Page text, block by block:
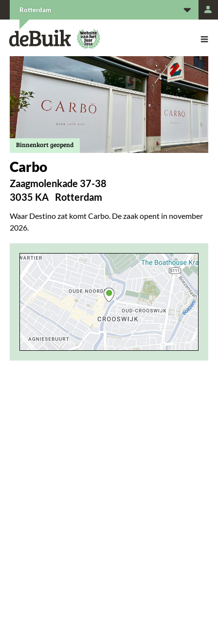
Binnenkort geopend
Carbo
Zaagmolenkade 37-38
3035 KA Rotterdam
Waar Destino zat komt Carbo. De zaak opent in november
2026.
Rotterdam
De Buik van {city: city}
De Buik